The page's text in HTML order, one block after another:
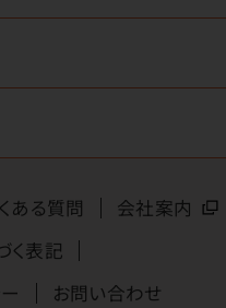
ある質問
会社案内
く表記
お問い合わせ